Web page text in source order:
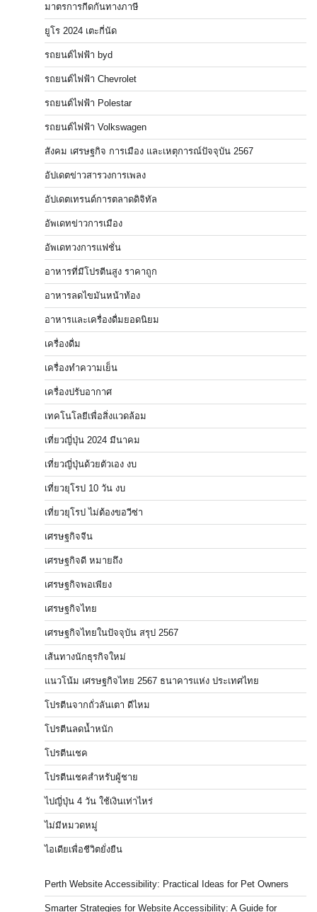
มาตรการกีดกันทางภาษี
ยูโร 2024 เตะกี่นัด
รถยนต์ไฟฟ้า byd
รถยนต์ไฟฟ้า Chevrolet
รถยนต์ไฟฟ้า Polestar
รถยนต์ไฟฟ้า Volkswagen
สังคม เศรษฐกิจ การเมือง และเหตุการณ์ปัจจุบัน 2567
อัปเดตข่าวสารวงการเพลง
อัปเดตเทรนด์การตลาดดิจิทัล
อัพเดทข่าวการเมือง
อัพเดทวงการแฟชั่น
อาหารที่มีโปรตีนสูง ราคาถูก
อาหารลดไขมันหน้าท้อง
อาหารและเครื่องดื่มยอดนิยม
เครื่องดื่ม
เครื่องทำความเย็น
เครื่องปรับอากาศ
เทคโนโลยีเพื่อสิ่งแวดล้อม
เที่ยวญี่ปุ่น 2024 มีนาคม
เที่ยวญี่ปุ่นด้วยตัวเอง งบ
เที่ยวยุโรป 10 วัน งบ
เที่ยวยุโรป ไม่ต้องขอวีซ่า
เศรษฐกิจจีน
เศรษฐกิจดี หมายถึง
เศรษฐกิจพอเพียง
เศรษฐกิจไทย
เศรษฐกิจไทยในปัจจุบัน สรุป 2567
เส้นทางนักธุรกิจใหม่
แนวโน้ม เศรษฐกิจไทย 2567 ธนาคารแห่ง ประเทศไทย
โปรตีนจากถั่วลันเตา ดีไหม
โปรตีนลดน้ำหนัก
โปรตีนเชค
โปรตีนเชคสำหรับผู้ชาย
ไปญี่ปุ่น 4 วัน ใช้เงินเท่าไหร่
ไม่มีหมวดหมู่
ไอเดียเพื่อชีวิตยั่งยืน
Perth Website Accessibility: Practical Ideas for Pet Owners
Smarter Strategies for Website Accessibility: A Guide for